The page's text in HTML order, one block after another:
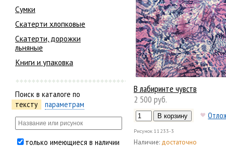
Сумки
Скатерти хлопковые
Скатерти, дорожки
льняные
Книги и упаковка
Поиск в каталоге по
тексту
параметрам
только имеющиеся в наличии
В лабиринте чувств
2 500 руб.
Рисунок 11233-3
Наличие: достаточно